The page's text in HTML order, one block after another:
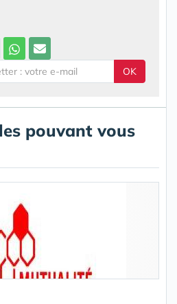
OK
pouvant vous